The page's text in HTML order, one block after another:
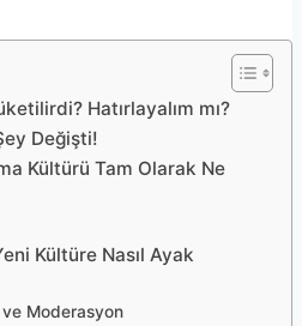
Hatırlayalım mı?
Değişti!
Kültürü Tam Olarak Ne
Kültüre Nasıl Ayak
Moderasyon